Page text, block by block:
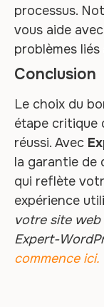
processus.
vous aide
problèmes
Conclusion
Le choix du
étape critique
réussi. Avec
la garantie de
qui reflète
expérience
votre site
Expert-
commence ici.